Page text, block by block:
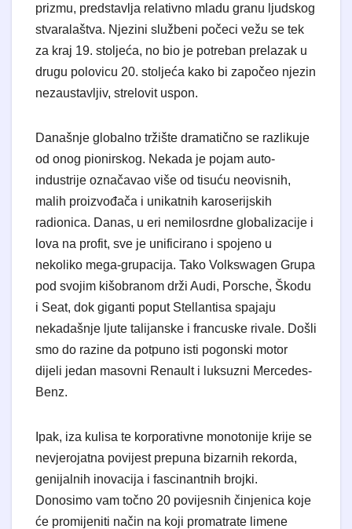
prizmu, predstavlja relativno mladu granu ljudskog
stvaralaštva. Njezini službeni počeci vežu se tek
za kraj 19. stoljeća, no bio je potreban prelazak u
drugu polovicu 20. stoljeća kako bi započeo njezin
nezaustavljiv, strelovit uspon.
Današnje globalno tržište dramatično se razlikuje
od onog pionirskog. Nekada je pojam auto-
industrije označavao više od tisuću neovisnih,
malih proizvođača i unikatnih karoserijskih
radionica. Danas, u eri nemilosrdne globalizacije i
lova na profit, sve je unificirano i spojeno u
nekoliko mega-grupacija. Tako Volkswagen Grupa
pod svojim kišobranom drži Audi, Porsche, Škodu
i Seat, dok giganti poput Stellantisa spajaju
nekadašnje ljute talijanske i francuske rivale. Došli
smo do razine da potpuno isti pogonski motor
dijeli jedan masovni Renault i luksuzni Mercedes-
Benz.
Ipak, iza kulisa te korporativne monotonije krije se
nevjerojatna povijest prepuna bizarnih rekorda,
genijalnih inovacija i fascinantnih brojki.
Donosimo vam točno 20 povijesnih činjenica koje
će promijeniti način na koji promatrate limene